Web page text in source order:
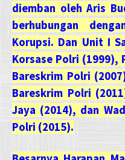
diemban oleh Aris
berhubungan
Korupsi. Dan Unit I
Korsase Polri (1999),
Bareskrim Polri
Bareskrim Polri
Jaya (2014), dan
Polri (2015).